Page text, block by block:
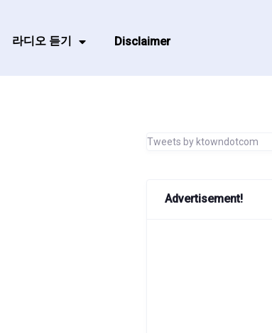
라디오 듣기 Disclaimer
Tweets by ktowndotcom
Advertisement!